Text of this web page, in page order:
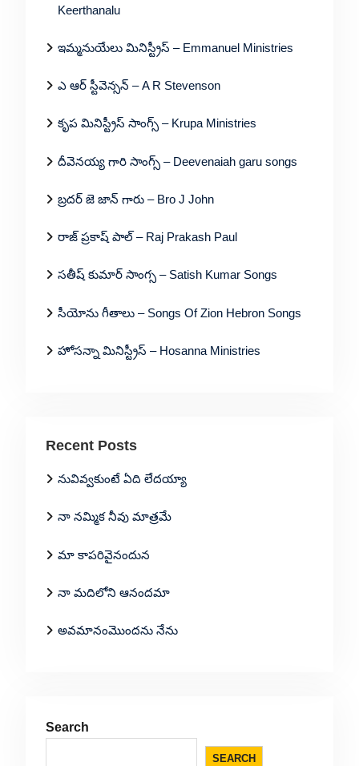
Keerthanalu
ఇమ్మనుయేలు మినిస్ట్రీస్ – Emmanuel Ministries
ఎ ఆర్ స్టీవెన్సన్ – A R Stevenson
కృప మినిస్ట్రీస్ సాంగ్స్ – Krupa Ministries
దీవెనయ్య గారి సాంగ్స్ – Deevenaiah garu songs
బ్రదర్ జె జాన్ గారు – Bro J John
రాజ్ ప్రకాష్ పాల్ – Raj Prakash Paul
సతీష్ కుమార్ సాంగ్స – Satish Kumar Songs
సీయోను గీతాలు – Songs Of Zion Hebron Songs
హోసన్నా మినిస్ట్రీస్ – Hosanna Ministries
Recent Posts
నువివ్వకుంటే ఏది లేదయ్యా
నా నమ్మిక నీవు మాత్రమే
మా కాపరివైనందున
నా మదిలోని ఆనందమా
అవమానంమొందను నేను
Search
SEARCH